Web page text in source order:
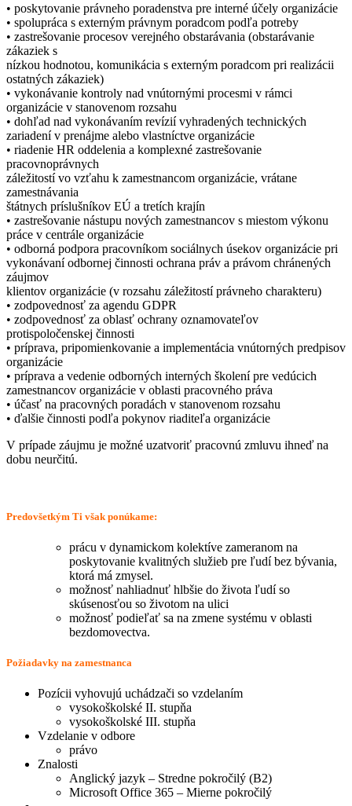
• poskytovanie právneho poradenstva pre interné účely organizácie
• spolupráca s externým právnym poradcom podľa potreby
• zastrešovanie procesov verejného obstarávania (obstarávanie
zákaziek s
nízkou hodnotou, komunikácia s externým poradcom pri realizácii
ostatných zákaziek)
• vykonávanie kontroly nad vnútornými procesmi v rámci
organizácie v stanovenom rozsahu
• dohľad nad vykonávaním revízií vyhradených technických
zariadení v prenájme alebo vlastníctve organizácie
• riadenie HR oddelenia a komplexné zastrešovanie
pracovnoprávnych
záležitostí vo vzťahu k zamestnancom organizácie, vrátane
zamestnávania
štátnych príslušníkov EÚ a tretích krajín
• zastrešovanie nástupu nových zamestnancov s miestom výkonu
práce v centrále organizácie
• odborná podpora pracovníkom sociálnych úsekov organizácie pri
vykonávaní odbornej činnosti ochrana práv a právom chránených
záujmov
klientov organizácie (v rozsahu záležitostí právneho charakteru)
• zodpovednosť za agendu GDPR
• zodpovednosť za oblasť ochrany oznamovateľov
protispoločenskej činnosti
• príprava, pripomienkovanie a implementácia vnútorných predpisov
organizácie
• príprava a vedenie odborných interných školení pre vedúcich
zamestnancov organizácie v oblasti pracovného práva
• účasť na pracovných poradách v stanovenom rozsahu
• ďalšie činnosti podľa pokynov riaditeľa organizácie
V prípade záujmu je možné uzatvoriť pracovnú zmluvu ihneď na
dobu neurčitú.
Predovšetkým Ti však ponúkame:
prácu v dynamickom kolektíve zameranom na
poskytovanie kvalitných služieb pre ľudí bez bývania,
ktorá má zmysel.
možnosť nahliadnuť hlbšie do života ľudí so
skúsenosťou so životom na ulici
možnosť podieľať sa na zmene systému v oblasti
bezdomovectva.
Požiadavky na zamestnanca
Pozícii vyhovujú uchádzači so vzdelaním
vysokoškolské II. stupňa
vysokoškolské III. stupňa
Vzdelanie v odbore
právo
Znalosti
Anglický jazyk – Stredne pokročilý (B2)
Microsoft Office 365 – Mierne pokročilý